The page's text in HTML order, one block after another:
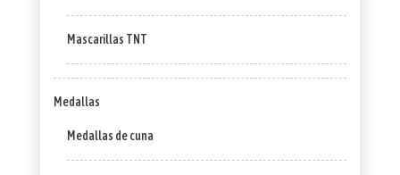
Mascarillas TNT
Medallas
Medallas de cuna